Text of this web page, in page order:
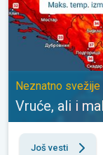
Neznatno
Vruće, ali i
Još vesti